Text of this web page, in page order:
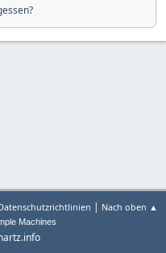
| Nach oben ▲
Machines